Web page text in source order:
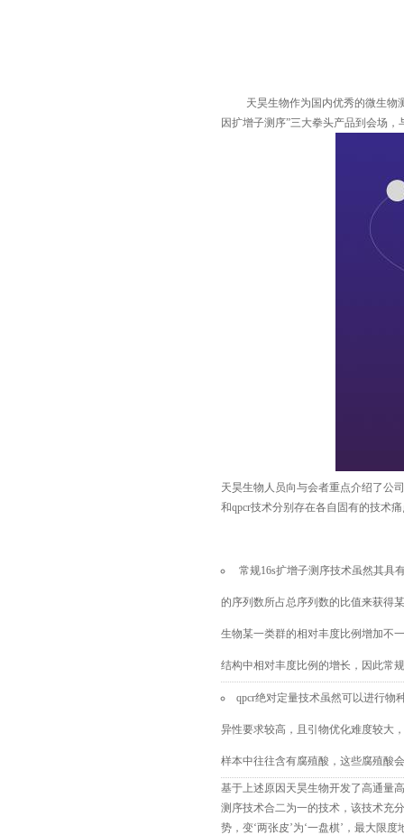
天昊生物作为国内优秀的微生物
因扩增子测序”三大拳头产品到会场
天昊生物人员向与会者重点介绍了公
和qpcr技术分别存在各自固有的技术
常规16s扩增子测序技术虽然其具
的序列数所占总序列数的比值来获得
生物某一类群的相对丰度比例增加不
结构中相对丰度比例的增长，因此常规
qpcr绝对定量技术虽然可以进行物
异性要求较高，且引物优化难度较大
样本中往往含有腐殖酸，这些腐殖酸
基于上述原因天昊生物开发了高通量
测序技术合二为一的技术，该技术充
势，变‘两张皮’为‘一盘棋’，最大限